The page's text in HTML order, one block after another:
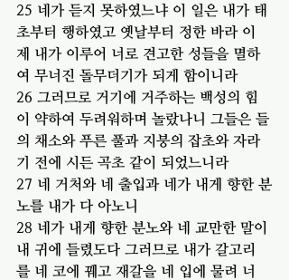
25 네가 듣지 못하였느냐 이 일은 내가 태
초부터 행하였고 옛날부터 정한 바라 이
제 내가 이루어 너로 견고한 성들을 멸하
여 무너진 돌무더기가 되게 함이니라
26 그러므로 거기에 거주하는 백성의 힘
이 약하여 두려워하며 놀랐나니 그들은 들
의 채소와 푸른 풀과 지붕의 잡초와 자라
기 전에 시든 곡초 같이 되었느니라
27 네 거처와 네 출입과 네가 내게 향한 분
노를 내가 다 아노니
28 네가 내게 향한 분노와 네 교만한 말이
내 귀에 들렸도다 그러므로 내가 갈고리
를 네 코에 꿰고 재갈을 네 입에 물려 너